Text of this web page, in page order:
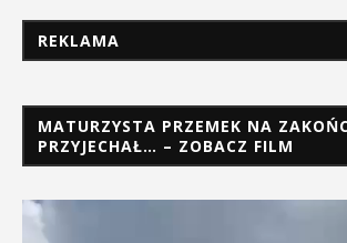
REKLAMA
MATURZYSTA PRZEMEK NA
PRZYJECHAŁ… – ZOBACZ FILM
Odtwarzacz